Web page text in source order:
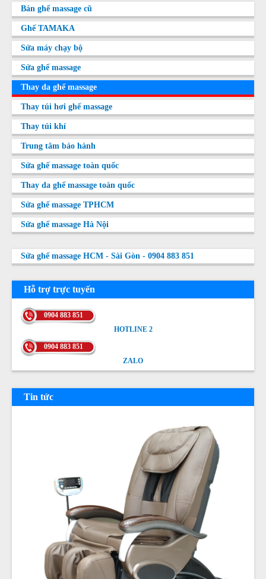
Bán ghế massage cũ
Ghế TAMAKA
Sửa máy chạy bộ
Sửa ghế massage
Thay da ghế massage
Thay túi hơi ghế massage
Thay túi khí
Trung tâm bảo hành
Sửa ghế massage toàn quốc
Thay da ghế massage toàn quốc
Sửa ghế massage TPHCM
Sửa ghế massage Hà Nội
Sửa ghế massage HCM - Sài Gòn - 0904 883 851
Hỗ trợ trực tuyến
0904 883 851
HOTLINE 2
0904 883 851
ZALO
Tin tức